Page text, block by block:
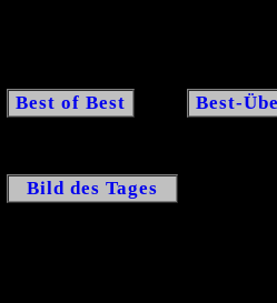
Best of Best Best-
Bild des Tages